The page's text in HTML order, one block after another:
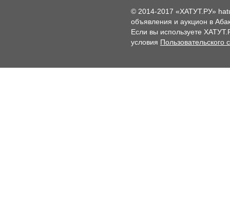
© 2014-2017 «ХАТУТ.РУ»
объявления и аукцион в
Если вы используете
условия Пользовательского